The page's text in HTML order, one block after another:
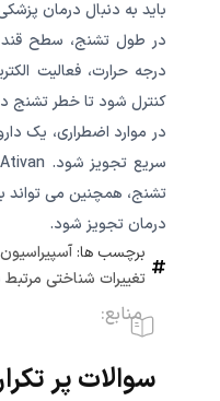
باید به دنبال درمان
در طول تشنج، سطح
کنترل شود تا خطر تشنج
در موارد اضطراری، یک
تشنج، همچنین می تواند
درمان تجویز شود.
برچسب ها:
تغییرات شناختی
منابع:
سوالات پر